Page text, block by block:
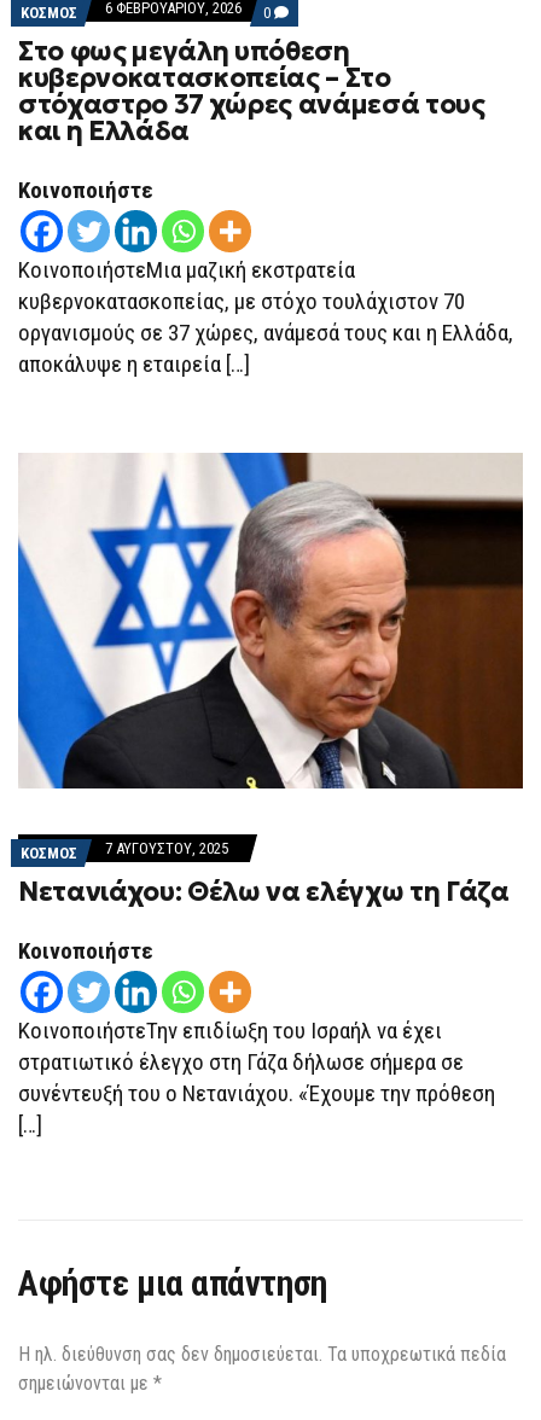
ΚΟΣΜΟΣ 6 ΦΕΒΡΟΥΑΡΊΟΥ, 2026 0 COMMENTS
ON
ΣΤΟ
ΦΩΣ
ΜΕΓΆΛΗ
ΥΠΌΘΕΣΗ
ΚΥΒΕΡΝΟΚΑΤΑΣΚΟΠΕΊΑΣ
ΚΑΙ
Η
ΕΛΛΆΔΑ
Στο φως μεγάλη υπόθεση
κυβερνοκατασκοπείας – Στο
στόχαστρο 37 χώρες ανάμεσά τους
και η Ελλάδα
Κοινοποιήστε
ΚοινοποιήστεΜια μαζική εκστρατεία
κυβερνοκατασκοπείας, με στόχο τουλάχιστον 70
οργανισμούς σε 37 χώρες, ανάμεσά τους και η Ελλάδα,
αποκάλυψε η εταιρεία […]
ΚΟΣΜΟΣ 7 ΑΥΓΟΎΣΤΟΥ, 2025
Νετανιάχου: Θέλω να ελέγχω τη Γάζα
Κοινοποιήστε
ΚοινοποιήστεΤην επιδίωξη του Ισραήλ να έχει
στρατιωτικό έλεγχο στη Γάζα δήλωσε σήμερα σε
συνέντευξή του ο Νετανιάχου. «Έχουμε την πρόθεση
[…]
Αφήστε μια απάντηση
Η ηλ. διεύθυνση σας δεν δημοσιεύεται. Τα υποχρεωτικά πεδία
σημειώνονται με *